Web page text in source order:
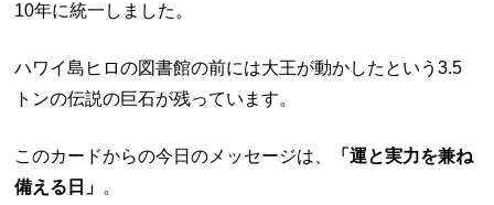
10年に統一しました。
ハワイ島ヒロの図書館の前には大王が動かしたという3.5
トンの伝説の巨石が残っています。
このカードからの今日のメッセージは、
「運と実力を兼ね
備える日」 。